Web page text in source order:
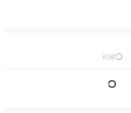
리뷰